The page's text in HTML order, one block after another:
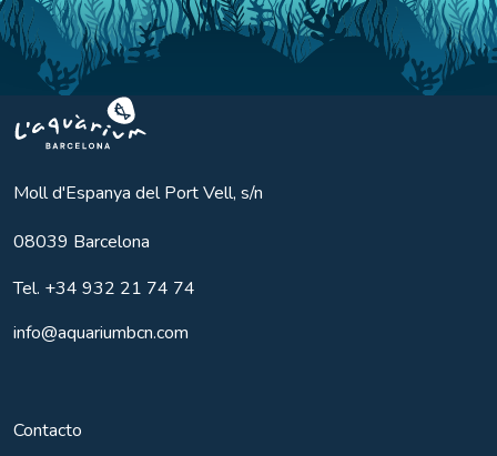
Aquarium BCN
Moll d'Espanya del Port Vell, s/n
08039 Barcelona
Tel. +34 932 21 74 74
info@aquariumbcn.com
Contacto